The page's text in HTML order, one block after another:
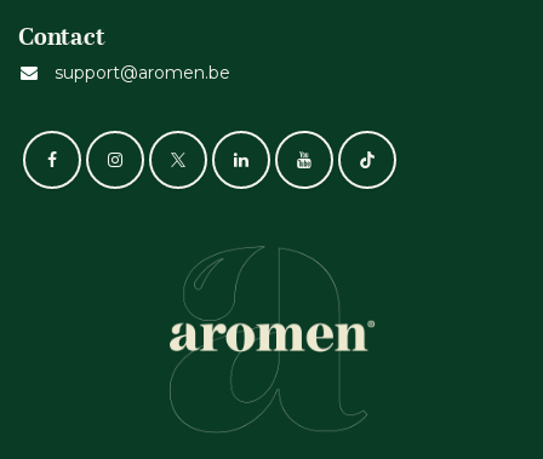
Contact
support@aromen.be